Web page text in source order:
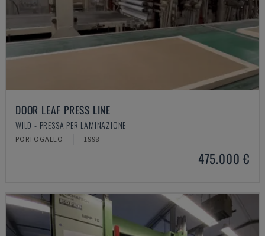
DOOR LEAF PRESS LINE
WILD - PRESSA PER LAMINAZIONE
PORTOGALLO 1998
475.000 €